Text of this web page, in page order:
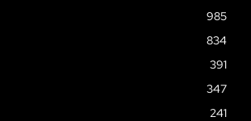
985
834
391
347
241